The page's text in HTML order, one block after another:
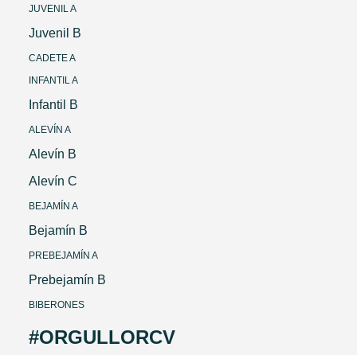
JUVENIL A
Juvenil B
CADETE A
INFANTIL A
Infantil B
ALEVÍN A
Alevín B
Alevín C
BEJAMÍN A
Bejamín B
PREBEJAMÍN A
Prebejamín B
BIBERONES
#ORGULLORCV